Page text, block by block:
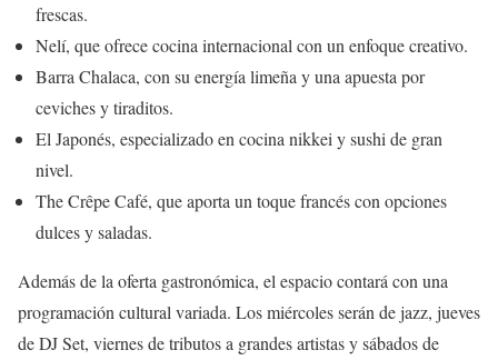
frescas.
Nelí, que ofrece cocina internacional con un enfoque creativo.
Barra Chalaca, con su energía limeña y una apuesta por
ceviches y tiraditos.
El Japonés, especializado en cocina nikkei y sushi de gran
nivel.
The Crêpe Café, que aporta un toque francés con opciones
dulces y saladas.
Además de la oferta gastronómica, el espacio contará con una
programación cultural variada. Los miércoles serán de jazz, jueves
de DJ Set, viernes de tributos a grandes artistas y sábados de